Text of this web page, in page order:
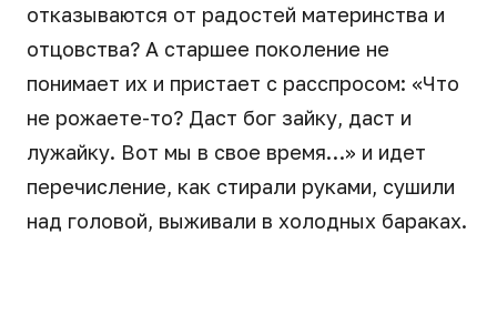
отказываются от радостей материнства и
отцовства? А старшее поколение не
понимает их и пристает с расспросом: «Что
не рожаете-то? Даст бог зайку, даст и
лужайку. Вот мы в свое время…» и идет
перечисление, как стирали руками, сушили
над головой, выживали в холодных бараках.